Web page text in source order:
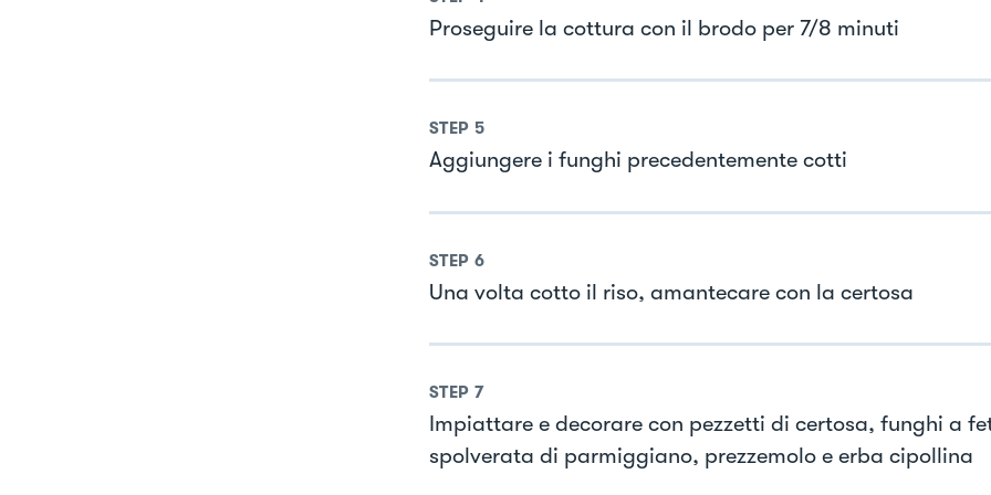
Proseguire la cottura con il brodo per 7/8 minuti
STEP 5
Aggiungere i funghi precedentemente cotti
STEP 6
Una volta cotto il riso, amantecare con la certosa
STEP 7
Impiattare e decorare con pezzetti di certosa, funghi a
spolverata di parmiggiano, prezzemolo e erba cipollina